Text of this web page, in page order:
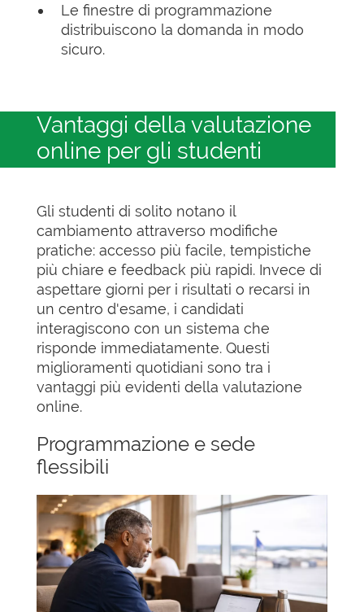
Le finestre di programmazione
distribuiscono la domanda in modo
sicuro.
Vantaggi della valutazione
online per gli studenti
Gli studenti di solito notano il
cambiamento attraverso modifiche
pratiche: accesso più facile, tempistiche
più chiare e feedback più rapidi. Invece di
aspettare giorni per i risultati o recarsi in
un centro d'esame, i candidati
interagiscono con un sistema che
risponde immediatamente. Questi
miglioramenti quotidiani sono tra i
vantaggi più evidenti della valutazione
online.
Programmazione e sede
flessibili